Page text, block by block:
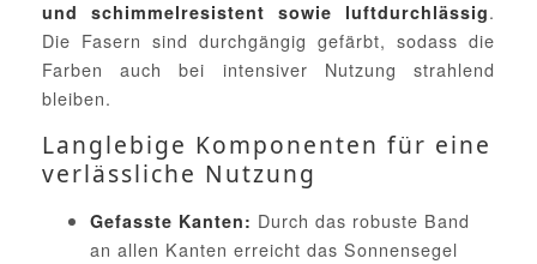
und schimmelresistent sowie luftdurchlässig.
Die Fasern sind durchgängig gefärbt, sodass die
Farben auch bei intensiver Nutzung strahlend
bleiben.
Langlebige Komponenten für eine
verlässliche Nutzung
Gefasste Kanten: Durch das robuste Band
an allen Kanten erreicht das Sonnensegel